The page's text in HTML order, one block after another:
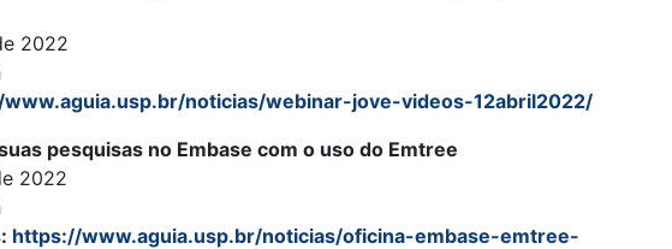
2022
noticias/webinar-jove-videos-12abril2022/
pesquisas no Embase com o uso do Emtree
2022
https://www.aguia.usp.br/noticias/oficina-embase-emtree-